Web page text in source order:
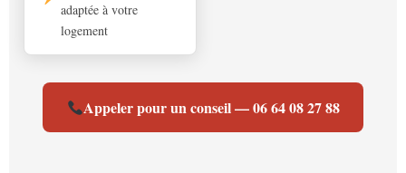
adaptée à votre
logement
Appeler pour un conseil — 06 64 08 27 88